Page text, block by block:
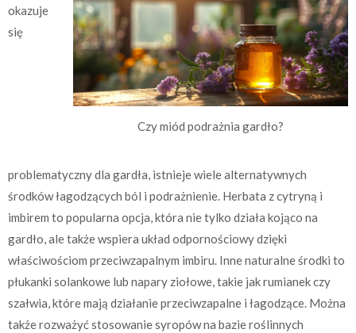
Czy miód podrażnia gardło?
okazuje
się
problematyczny dla gardła, istnieje wiele alternatywnych
środków łagodzących ból i podrażnienie. Herbata z cytryną i
imbirem to popularna opcja, która nie tylko działa kojąco na
gardło, ale także wspiera układ odpornościowy dzięki
właściwościom przeciwzapalnym imbiru. Inne naturalne środki to
płukanki solankowe lub napary ziołowe, takie jak rumianek czy
szałwia, które mają działanie przeciwzapalne i łagodzące. Można
także rozważyć stosowanie syropów na bazie roślinnych